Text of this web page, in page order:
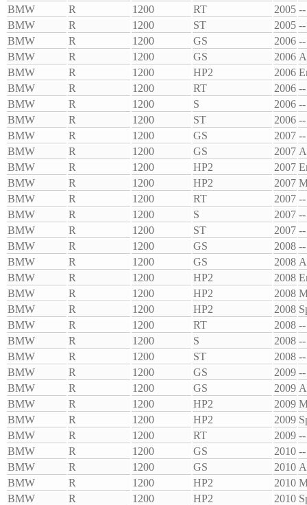
BMW
R 1200 RT 2005 --
BMW
R 1200 ST 2005 --
BMW
R 1200 GS 2006 --
BMW
R 1200 GS 2006
BMW
R 1200 HP2 2006
BMW
R 1200 RT 2006 --
BMW
R 1200 S 2006 --
BMW
R 1200 ST 2006 --
BMW
R 1200 GS 2007 --
BMW
R 1200 GS 2007
BMW
R 1200 HP2 2007
BMW
R 1200 HP2 2007
BMW
R 1200 RT 2007 --
BMW
R 1200 S 2007 --
BMW
R 1200 ST 2007 --
BMW
R 1200 GS 2008 --
BMW
R 1200 GS 2008
BMW
R 1200 HP2 2008
BMW
R 1200 HP2 2008
BMW
R 1200 HP2 2008
BMW
R 1200 RT 2008 --
BMW
R 1200 S 2008 --
BMW
R 1200 ST 2008 --
BMW
R 1200 GS 2009 --
BMW
R 1200 GS 2009
BMW
R 1200 HP2 2009
BMW
R 1200 HP2 2009
BMW
R 1200 RT 2009 --
BMW
R 1200 GS 2010 --
BMW
R 1200 GS 2010
BMW
R 1200 HP2 2010
BMW
R 1200 HP2 2010